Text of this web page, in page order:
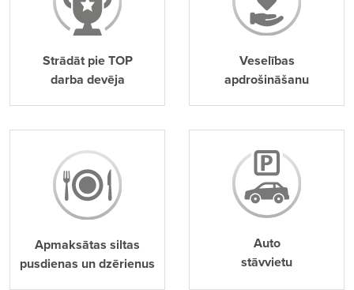
Strādāt pie TOP
darba devēja
Veselības
apdrošināšanu
Apmaksātas siltas
pusdienas un dzērienus
Auto
stāvvietu